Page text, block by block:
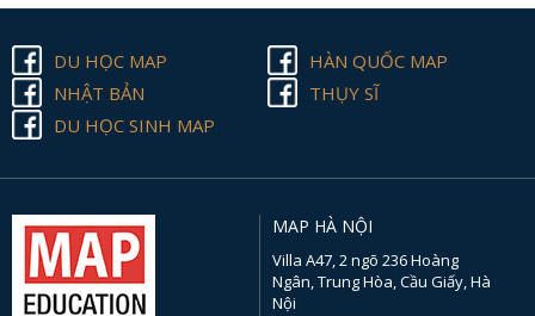
DU HỌC MAP
HÀN QUỐC MAP
NHẬT BẢN
THỤY SĨ
DU HỌC SINH MAP
MAP HÀ NỘI
Villa A47, 2 ngõ 236 Hoàng
Ngân, Trung Hòa, Cầu Giấy, Hà
Nội